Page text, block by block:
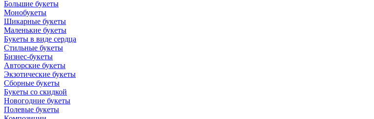
Большие букеты
Монобукеты
Шикарные букеты
Маленькие букеты
Букеты в виде сердца
Стильные букеты
Бизнес-букеты
Авторские букеты
Экзотические букеты
Сборные букеты
Букеты со скидкой
Новогодние букеты
Полевые букеты